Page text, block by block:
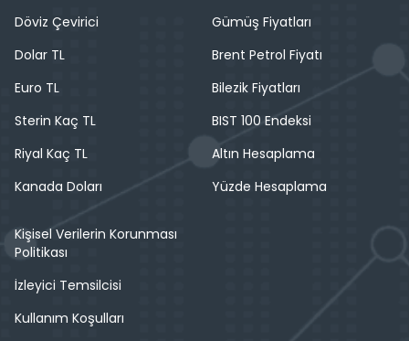
Döviz Çevirici
Dolar TL
Euro TL
Sterin Kaç TL
Riyal Kaç TL
Kanada Doları
Gümüş Fiyatları
Brent Petrol Fiyatı
Bilezik Fiyatları
BIST 100 Endeksi
Altın Hesaplama
Yüzde Hesaplama
Kişisel Verilerin Korunması
Politikası
İzleyici Temsilcisi
Kullanım Koşulları